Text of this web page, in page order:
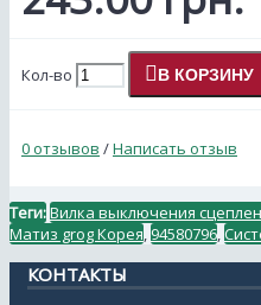
Кол-во В КОРЗИНУ
0 отзывов /Написать отзыв
Теги:Вилка выключения
Матиз grog Корея 94580796
КОНТАКТЫ